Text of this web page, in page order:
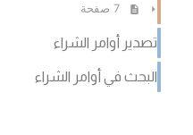
7 صفحة
تصدير أوامر الشراء
البحث في أوامر الشراء